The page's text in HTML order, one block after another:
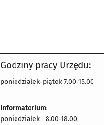
Godziny pracy Urzędu:
poniedziałek-piątek 7.00-15.00
Informatorium:
poniedziałek 8.00-18.00,